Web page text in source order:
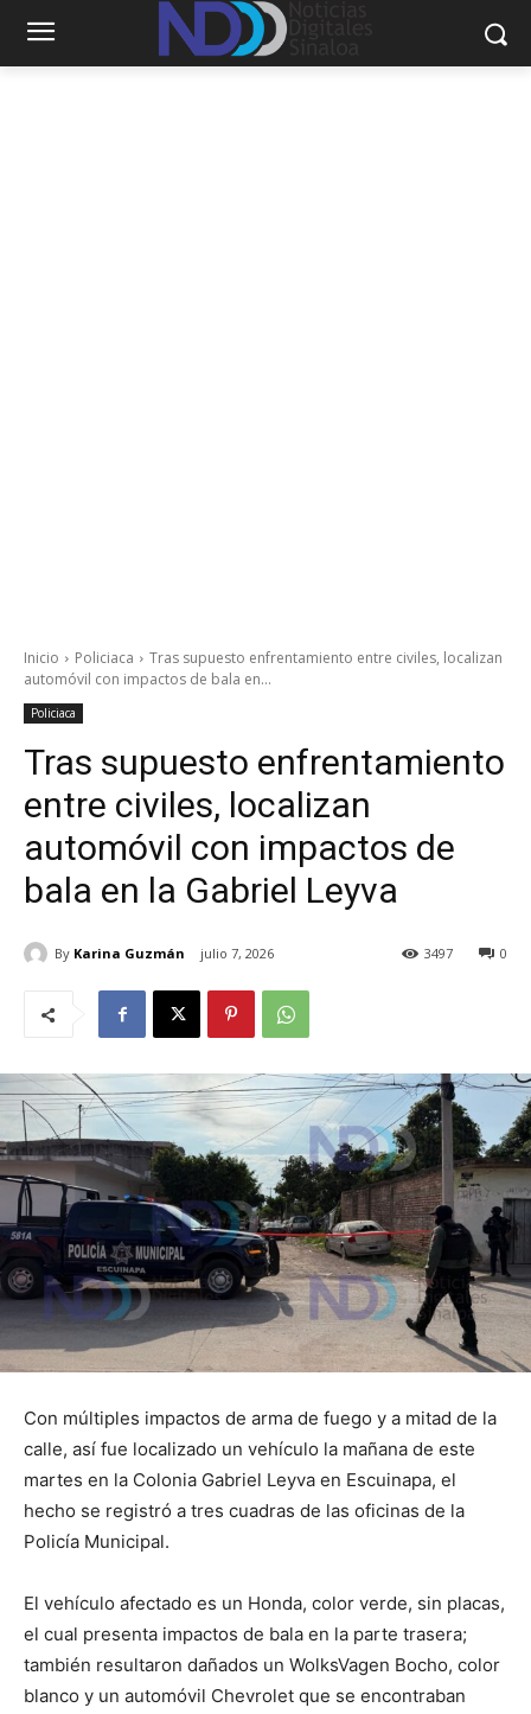
Inicio Policiaca
Tras supuesto enfrentamiento entre civiles, localizan
automóvil con impactos de bala en...
Policiaca
Tras supuesto enfrentamiento
entre civiles, localizan
automóvil con impactos de
bala en la Gabriel Leyva
By Karina Guzmán julio 7, 2026 0
3497
Con múltiples impactos de arma de fuego y a mitad de la
calle, así fue localizado un vehículo la mañana de este
martes en la Colonia Gabriel Leyva en Escuinapa, el
hecho se registró a tres cuadras de las oficinas de la
Policía Municipal.
El vehículo afectado es un Honda, color verde, sin placas,
el cual presenta impactos de bala en la parte trasera;
también resultaron dañados un WolksVagen Bocho, color
blanco y un automóvil Chevrolet que se encontraban